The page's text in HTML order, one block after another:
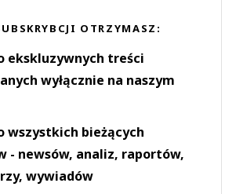
OTRZYMASZ:
ekskluzywnych treści
wyłącznie na naszym
wszystkich bieżących
- newsów, analiz, raportów,
wywiadów